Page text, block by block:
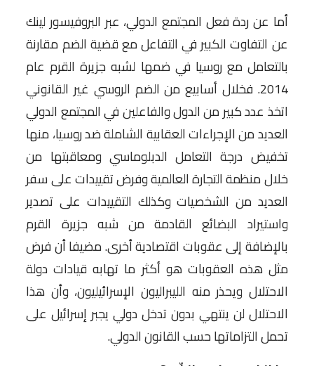
أما عن ردة فعل المجتمع الدولي، عبر البروفيسور لينك
عن التفاوت الكبير في التفاعل مع قضية الضم مقارنة
بالتعامل مع روسيا في ضمها لشبه جزيرة القرم عام
2014. فخلال أسابيع من الضم الروسي غير القانوني
اتخذ عدد كبير من الدول والفاعلين في المجتمع الدولي
العديد من الإجراءات العقابية الشاملة ضد روسيا، منها
تخفيض درجة التعامل الدبلوماسي ومعاقبتها من
خلال منظمة التجارة العالمية وفرض تقييدات على سفر
العديد من الشخصيات وكذلك التقييدات على تصدير
واستيراد البضائع القادمة من شبه جزيرة القرم
بالإضافة إلى عقوبات اقتصادية أخرى. مضيفا أن فرض
مثل هذه العقوبات هو أكثر ما تهابه قيادات دولة
الاحتلال ويحذر منه الليبراليون الإسرائيليون، وأن هذا
الاحتلال لن ينتهي بدون تدخل دولي يجبر إسرائيل على
تحمل التزاماتها حسب القانون الدولي.